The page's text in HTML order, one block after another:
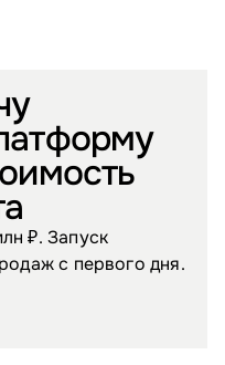
₽. Запуск
с первого дня.